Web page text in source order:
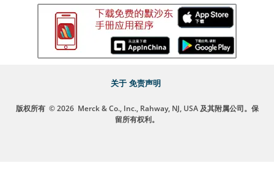
关于 免责声明
版权所有 © 2026 Merck & Co., Inc., Rahway, NJ, USA 及其附属公司。保
留所有权利。